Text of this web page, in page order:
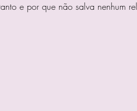
e por que não salva nenhum